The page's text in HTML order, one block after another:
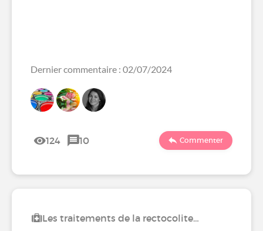
Dernier commentaire : 02/07/2024
124 10 Commenter
Les traitements de la rectocolite…